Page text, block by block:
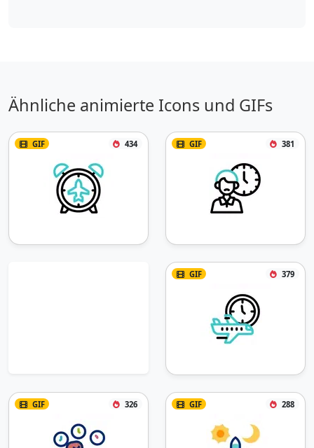
Ähnliche animierte Icons und GIFs
GIF 434 GIF 381
GIF 379
GIF 326 GIF 288